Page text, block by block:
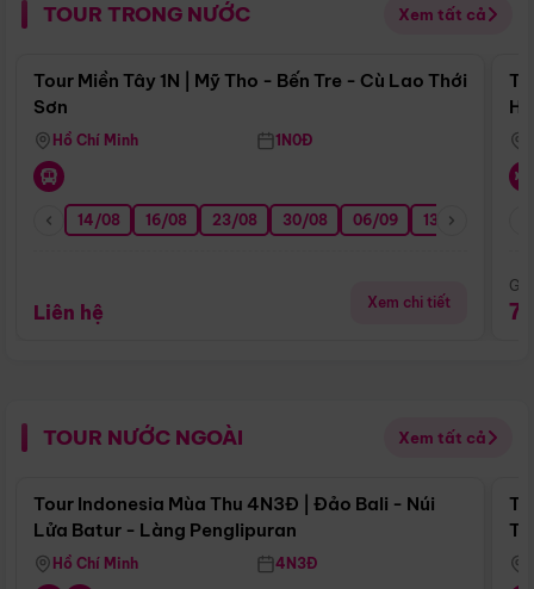
TOUR TRONG NƯỚC Xem tất cả
Điểm nổi bật
Tour Miền Tây 1N | Mỹ Tho - Bến Tre - Cù Lao Thới
Sơn
Hồ Chí Minh 1N0Đ
14/08 16/08 23/08 30/08 06/09 13/09
Liên hệ Xem chi tiết
TOUR NƯỚC NGOÀI Xem tất cả
Điểm nổi bật
Tour Indonesia Mùa Thu 4N3Đ | Đảo Bali - Núi
Lửa Batur - Làng Penglipuran
Hồ Chí Minh 4N3Đ